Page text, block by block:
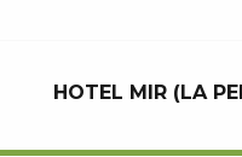
HOTEL MIR (LA